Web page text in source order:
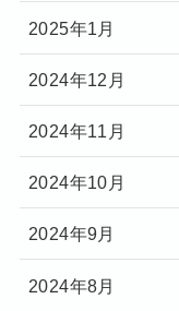
2025年1月
2024年12月
2024年11月
2024年10月
2024年9月
2024年8月